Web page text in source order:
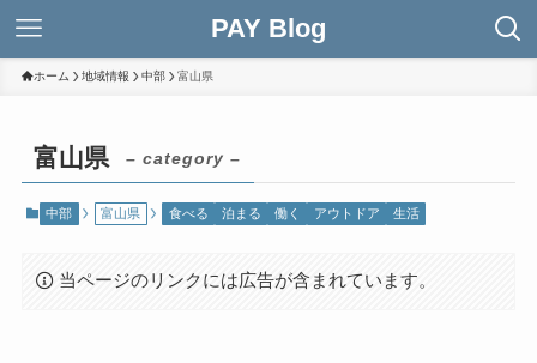
PAY Blog
ホーム 地域情報 中部 富山県
富山県 – category –
中部 富山県 食べる 泊まる 働く アウトドア 生活
当ページのリンクには広告が含まれています。